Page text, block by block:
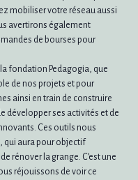
mobiliser votre réseau aussi
avertirons également
de bourses pour
fondation Pedagogia, que
de nos projets et pour
ainsi en train de construire
développer ses activités et de
Ces outils nous
qui aura pour objectif
rénover la grange. C’est une
réjouissons de voir ce